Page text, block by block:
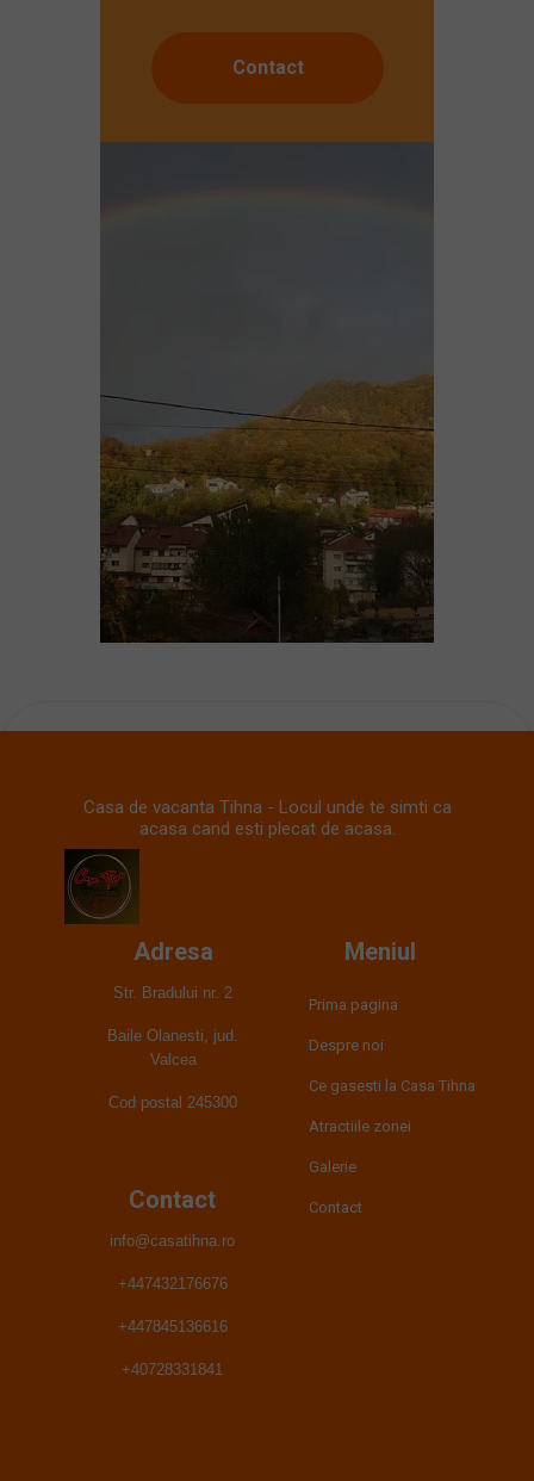
Contact
Casa de vacanta Tihna - Locul unde te simti ca
acasa cand esti plecat de acasa.
Meniul
Prima pagina
Despre noi
Ce gasesti la Casa Tihna
Atractiile zonei
Galerie
Contact
Adresa
Str. Bradului nr. 2
Baile Olanesti, jud.
Valcea
Cod postal 245300
Contact
info@casatihna.ro
+447432176676
+447845136616
+40728331841